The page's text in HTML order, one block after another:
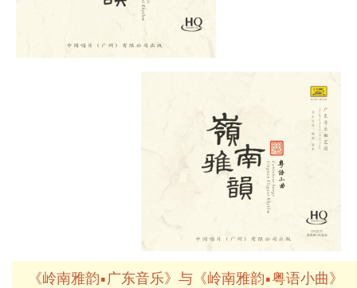
《岭南雅韵•广东音乐》与《岭南雅韵•粤语小曲》